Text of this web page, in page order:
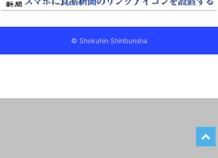
© Shokuhin Shinbunsha